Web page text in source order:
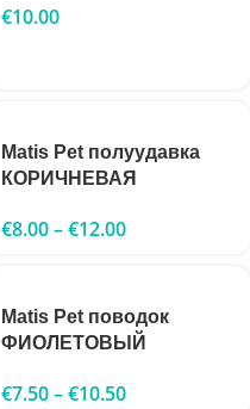
€10.00
Matis Pet полуудавка
КОРИЧНЕВАЯ
€8.00–€12.00
Matis Pet поводок
ФИОЛЕТОВЫЙ
€7.50–€10.50